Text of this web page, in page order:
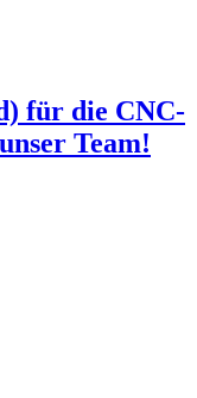
für die CNC-
Team!